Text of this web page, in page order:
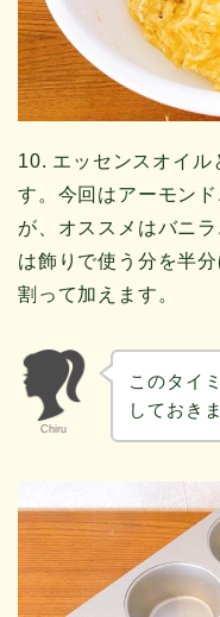
10. エッセンスオイル
す。今回はアーモン
が、オススメはバニ
は飾りで使う分を半
割って加えます。
Chiru
このタイ
しておき